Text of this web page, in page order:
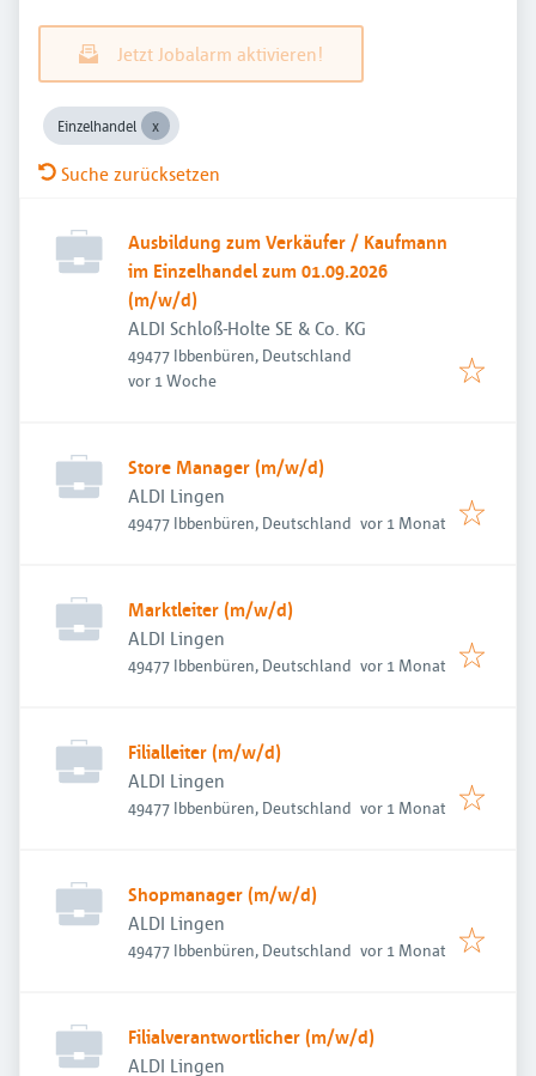
Jetzt Jobalarm aktivieren!
Einzelhandel
Suche zurücksetzen
Ausbildung zum Verkäufer / Kaufmann
im Einzelhandel zum 01.09.2026
(m/w/d)
ALDI Schloß-Holte SE & Co. KG
49477 Ibbenbüren, Deutschland
Veröffentlicht
vor 1 Woche
Store Manager (m/w/d)
ALDI Lingen
49477 Ibbenbüren, Deutschland Veröffentlicht
vor 1 Monat
Marktleiter (m/w/d)
ALDI Lingen
49477 Ibbenbüren, Deutschland Veröffentlicht
vor 1 Monat
Filialleiter (m/w/d)
ALDI Lingen
49477 Ibbenbüren, Deutschland Veröffentlicht
vor 1 Monat
Shopmanager (m/w/d)
ALDI Lingen
49477 Ibbenbüren, Deutschland Veröffentlicht
vor 1 Monat
Filialverantwortlicher (m/w/d)
ALDI Lingen